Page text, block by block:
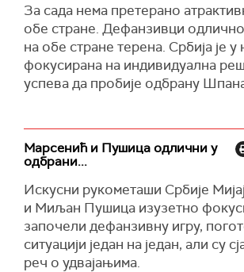
За сада нема претерано
обе стране. Дефанзивци
на обе стране терена. Србија је у
фокусирана на индивидуална
успева да пробије одбрану
Марсенић и Пушица одлични у
одбрани...
Искусни рукометаши Србије
и Миљан Пушица изузетно
започели дефанзивну игру,
ситуацији један на један, али су
реч о удвајањима.